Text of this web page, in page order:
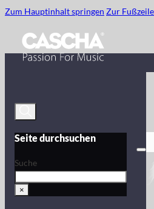
Zum Hauptinhalt springen Zur
Seite durchsuchen
Suche
×